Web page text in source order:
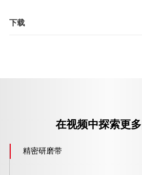
下载
在视频中探索更
精密研磨带